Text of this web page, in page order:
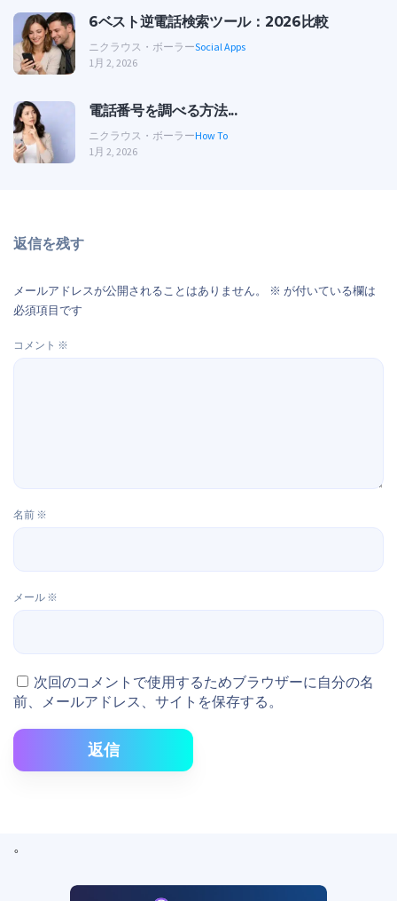
6ベスト逆電話検索ツール：2026比較
ニクラウス・ボーラーSocial Apps
1月 2, 2026
電話番号を調べる方法...
ニクラウス・ボーラーHow To
1月 2, 2026
返信を残す
メールアドレスが公開されることはありません。 ※ が付いている欄は
必須項目です
コメント ※
名前 ※
メール ※
次回のコメントで使用するためブラウザーに自分の名
前、メールアドレス、サイトを保存する。
返信
。